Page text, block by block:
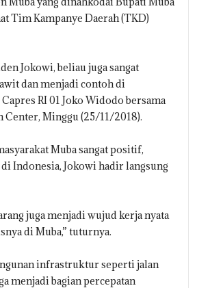
Tim Kampanye Daerah (TKD)
Jokowi, beliau juga sangat
dan menjadi contoh di
RI 01 Joko Widodo bersama
Minggu (25/11/2018).
Muba sangat positif,
Indonesia, Jokowi hadir langsung
juga menjadi wujud kerja nyata
di Muba,” tuturnya.
infrastruktur seperti jalan
menjadi bagian percepatan